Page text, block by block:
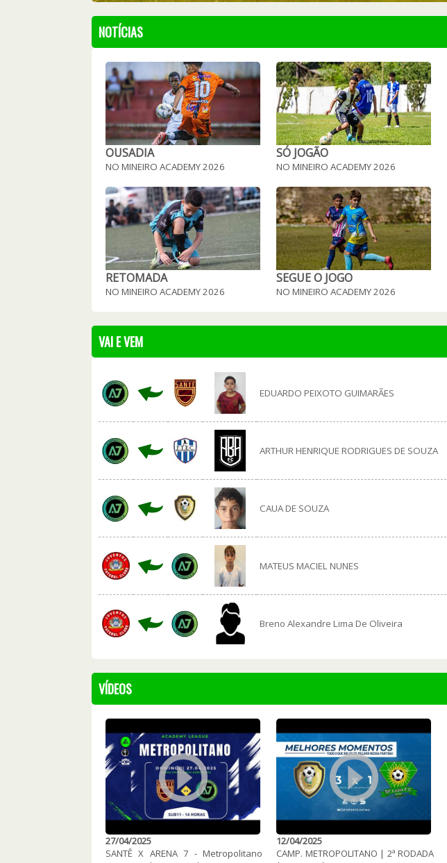
NOTÍCIAS
OUSADIA
NO MINEIRO ACADEMY 2026
SÓ JOGÃO
NO MINEIRO ACADEMY 2026
RETOMADA
NO MINEIRO ACADEMY 2026
SEGUE O JOGO
NO MINEIRO ACADEMY 2026
VAI E VEM
EDUARDO PEIXOTO GUIMARÃES
ARTHUR HENRIQUE RODRIGUES DE SOUZA
CAUA DE SOUZA
MATEUS MACIEL NUNES
Breno Alexandre Lima De Oliveira
VÍDEOS
27/04/2025
SANTÊ X ARENA 7 - Metropolitano
12/04/2025
CAMP. METROPOLITANO | 2ª RODADA